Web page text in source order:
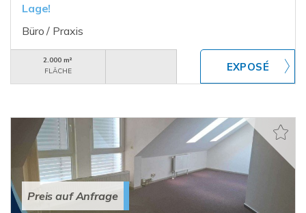
Lage!
Büro / Praxis
2.000 m²
FLÄCHE
Preis auf Anfrage